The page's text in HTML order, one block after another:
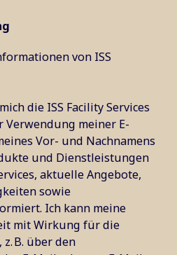
von ISS
die ISS Facility Services
Verwendung meiner E-
Vor- und Nachnamens
und Dienstleistungen
aktuelle Angebote,
sowie
Ich kann meine
mit Wirkung für die
B. über den